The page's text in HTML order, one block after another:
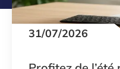
31/07/2026